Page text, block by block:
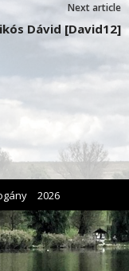
Next article
Dávid [David12]
2026